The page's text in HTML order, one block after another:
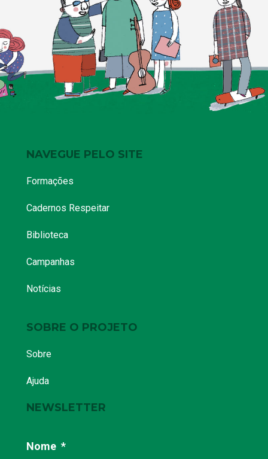
NAVEGUE PELO SITE
Formações
Cadernos Respeitar
Biblioteca
Campanhas
Notícias
SOBRE O PROJETO
Sobre
Ajuda
NEWSLETTER
Nome *